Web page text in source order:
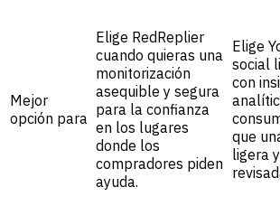
Mejor
opción para
Elige RedReplier
cuando quieras una
monitorización
asequible y segura
para la confianza
en los lugares
donde los
compradores piden
ayuda.
Elige
social
con
que
ligera